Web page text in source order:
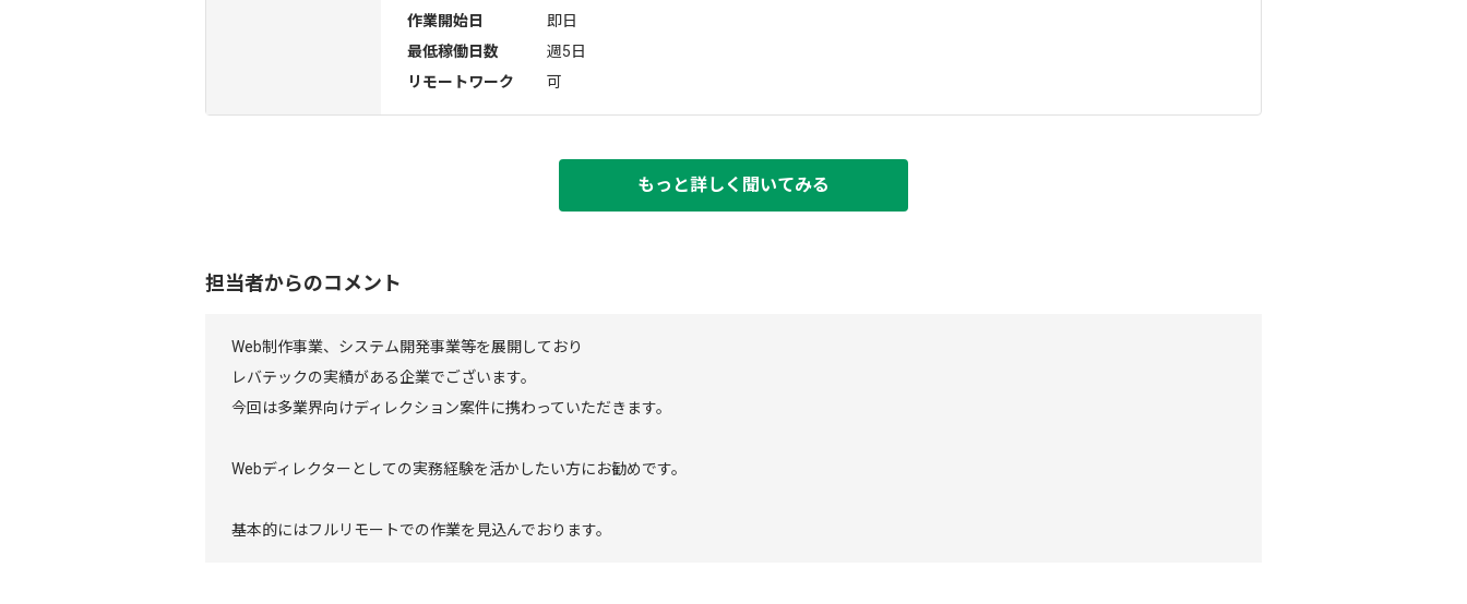
作業開始日
即日
最低稼働日数
週5日
リモートワーク
可
もっと詳しく聞いてみる
担当者からのコメント
Web制作事業、システム開発事業等を展開しており
レバテックの実績がある企業でございます。
今回は多業界向けディレクション案件に携わっていただきます。
Webディレクターとしての実務経験を活かしたい方にお勧めです。
基本的にはフルリモートでの作業を見込んでおります。